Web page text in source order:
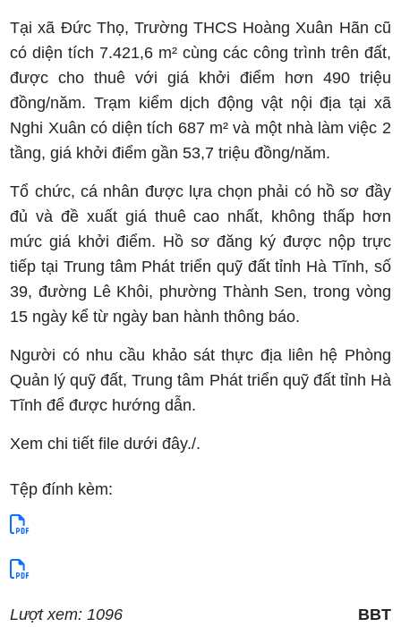
Tại xã Đức Thọ, Trường THCS Hoàng Xuân Hãn cũ
có diện tích 7.421,6 m² cùng các công trình trên đất,
được cho thuê với giá khởi điểm hơn 490 triệu
đồng/năm. Trạm kiểm dịch động vật nội địa tại xã
Nghi Xuân có diện tích 687 m² và một nhà làm việc 2
tầng, giá khởi điểm gần 53,7 triệu đồng/năm.
Tổ chức, cá nhân được lựa chọn phải có hồ sơ đầy
đủ và đề xuất giá thuê cao nhất, không thấp hơn
mức giá khởi điểm. Hồ sơ đăng ký được nộp trực
tiếp tại Trung tâm Phát triển quỹ đất tỉnh Hà Tĩnh, số
39, đường Lê Khôi, phường Thành Sen, trong vòng
15 ngày kể từ ngày ban hành thông báo.
Người có nhu cầu khảo sát thực địa liên hệ Phòng
Quản lý quỹ đất, Trung tâm Phát triển quỹ đất tỉnh Hà
Tĩnh để được hướng dẫn.
Xem chi tiết file dưới đây./.
Tệp đính kèm:
Lượt xem: 1096 BBT